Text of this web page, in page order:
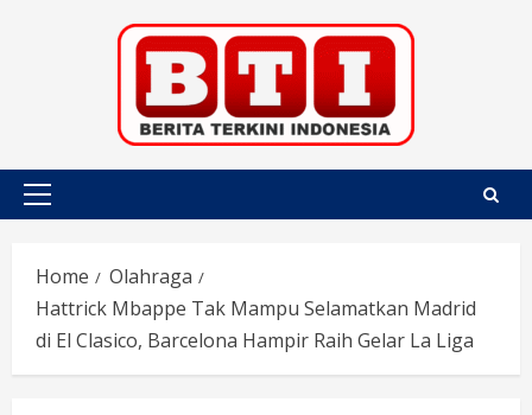
Primary
Home
Olahraga
Hattrick Mbappe Tak Mampu Selamatkan Madrid
di El Clasico, Barcelona Hampir Raih Gelar La Liga